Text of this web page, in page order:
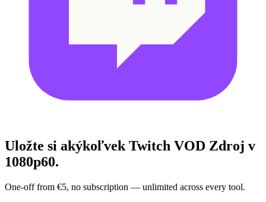
Uložte si akýkoľvek Twitch VOD Zdroj v
1080p60.
One-off from €5, no subscription — unlimited across every tool.